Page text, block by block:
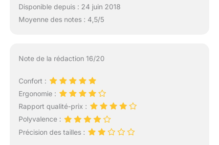
Disponible depuis : 24 juin 2018
Moyenne des notes : 4,5/5
Note de la rédaction 16/20
Confort :
Ergonomie :
Rapport qualité-prix :
Polyvalence :
Précision des tailles :